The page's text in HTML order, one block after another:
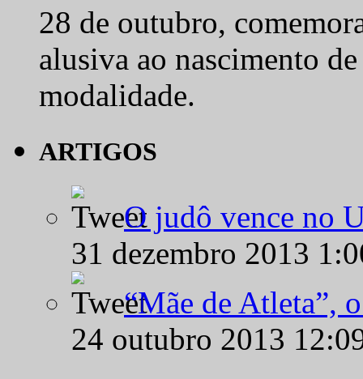
28 de outubro,
alusiva ao nascimento
modalidade.
ARTIGOS
O judô vence no
31 dezembro 2013
“Mãe de Atleta”,
24 outubro 2013